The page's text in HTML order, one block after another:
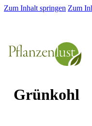
Zum Inhalt springen Zum
Grünkohl